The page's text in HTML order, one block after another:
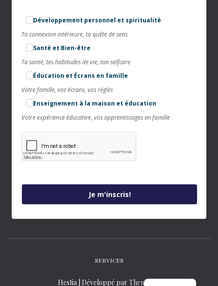
Développement personnel et spiritualité
Ta connexion intérieure, ta quête de sens
Santé et Bien-être
Ta santé, tes habitudes de vie, ton selfcare
Éducation et Écrans en famille
Votre famille, vos écrans, vos règles
Enseignement à la maison et éducation
Votre expérience éducative, vos apprentissages en famille
Je m'inscris!
SERVICES
Hestia | Développé par ThemeIsle